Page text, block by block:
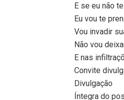
E se eu não
Eu vou te
Vou invadir
Não vou
E nas
Convite
Divulgação
Íntegra do